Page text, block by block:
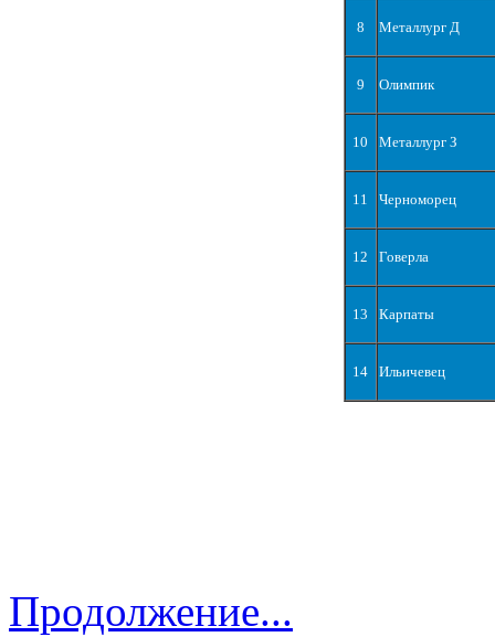
8 Металлург Д
9 Олимпик
10 Металлург З
11 Черноморец
12 Говерла
13 Карпаты
14 Ильичевец
Продолжение...